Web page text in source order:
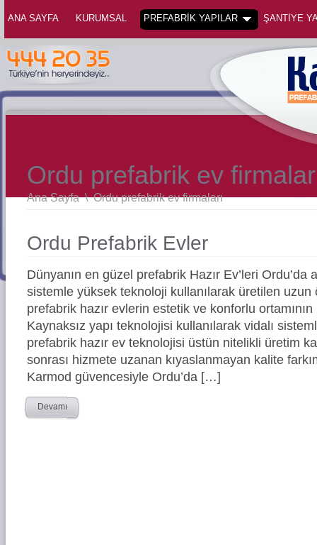
ANA SAYFA KURUMSAL PREFABRİK YAPILAR ŞANTİYE
Ordu prefabrik ev
Ana Sayfa \Ordu prefabrik ev firmaları
Ordu Prefabrik Evler
Dünyanın en güzel prefabrik Hazır Ev’leri
sistemle yüksek teknoloji kullanılarak üretilen
prefabrik hazır evlerin estetik ve konforlu ortamının
Kaynaksız yapı teknolojisi kullanılarak vidalı
prefabrik hazır ev teknolojisi üstün nitelikli üretim
sonrası hizmete uzanan kıyaslanmayan kalite
Karmod güvencesiyle Ordu’da […]
Devamı